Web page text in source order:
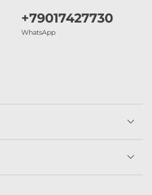
+79017427730
WhatsApp